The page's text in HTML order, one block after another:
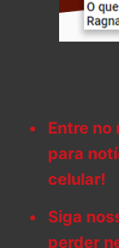
Entre no
para
celular!
Siga
perder